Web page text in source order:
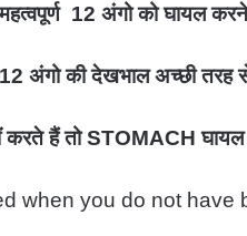
12 अंगो को घायल करने
अंगो की देखभाल अच्छी
हैं तो STOMACH घायल
when you do not have